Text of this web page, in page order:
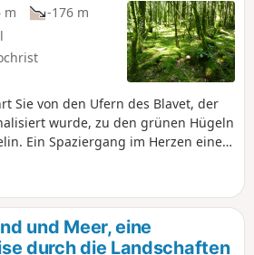
m
-176 m
Sie von den Ufern des Blavet, der
wurde, zu den grünen Hügeln
Ein Spaziergang im Herzen einer
die Eisen herstellten, um den
Konservenfabriken zu decken.
und Meer, eine
durch die Landschaften